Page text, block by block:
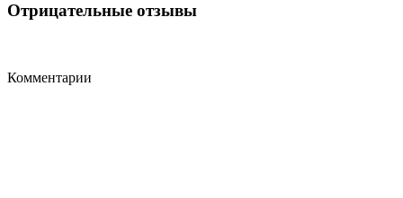
Отрицательные отзывы
Комментарии